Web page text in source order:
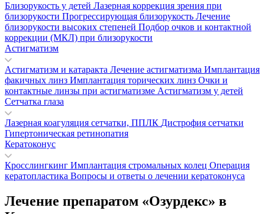
Близорукость у детей Лазерная коррекция зрения при
близорукости Прогрессирующая близорукость Лечение
близорукости высоких степеней Подбор очков и контактной
коррекции (МКЛ) при близорукости
Астигматизм
Астигматизм и катаракта Лечение астигматизма Имплантация
факичных линз Имплантация торических линз Очки и
контактные линзы при астигматизме Астигматизм у детей
Сетчатка глаза
Лазерная коагуляция сетчатки, ППЛК Дистрофия сетчатки
Гипертоническая ретинопатия
Кератоконус
Кросслингкинг Имплантация стромальных колец Операция
кератопластика Вопросы и ответы о лечении кератоконуса
Лечение препаратом «Озурдекс» в